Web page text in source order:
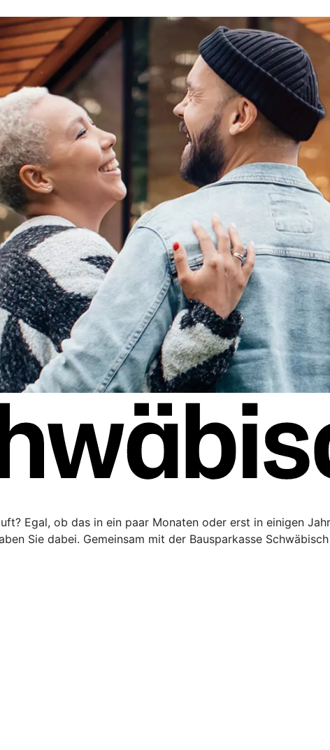
Egal, ob das in ein paar Monaten oder erst in einigen
Sie dabei. Gemeinsam mit der Bausparkasse